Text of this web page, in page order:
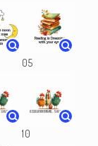
05
10